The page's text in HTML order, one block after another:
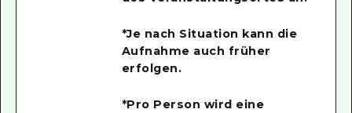
*Je nach Situation kann die
Aufnahme auch früher
erfolgen.
*Pro Person wird eine